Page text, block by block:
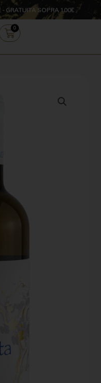
GRATUITA SOPRA 100€
0
CARRELLO